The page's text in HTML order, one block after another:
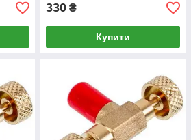
330 ₴
Купити